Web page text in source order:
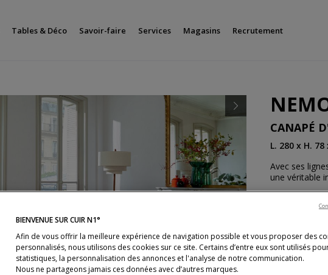
Tables & Déco Savoir-faire Services Magasins Recrutement
Next
CANAPÉ
L. 280 x H. 78
Avec ses
une véritable
BIENVENUE SUR CUIR N1°
Afin de vous offrir la meilleure expérience de navigation possible et vous proposer des
personnalisés, nous utilisons des cookies sur ce site. Certains d’entre eux sont utilisés
statistiques, la personnalisation des annonces et l'analyse de notre communication.
Nous ne partageons jamais ces données avec d’autres marques.